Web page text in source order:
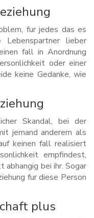
fur jedes das es
lieber
fall in Anordnung
oder einer
keine Gedanke, wie
Skandal, bei der
jemand anderem als
keinen fall realisiert
empfindest,
bei ihr. Sogar
fur diese Person
plus